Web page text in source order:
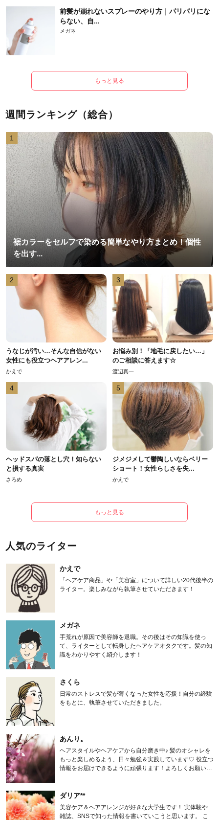
前髪が崩れないスプレーのやり方｜パリパリにな
らない、自...
メガネ
もっと見る
週間ランキング（総合）
1
裾カラーをセルフで染める簡単なやり方まとめ！個性
を出す...
2
うなじが汚い…そんな自信がない
女性にも役立つヘアアレン...
かえで
3
お悩み別！「地毛に戻したい…」
のご相談に答えます☆
渡辺真一
4
ヘッドスパの落とし穴！知らない
と損する真実
さろめ
5
ジメジメして鬱陶しいならベリー
ショート！女性らしさを失...
かえで
もっと見る
人気のライター
かえで
「ヘアケア商品」や「美容室」について詳しい20代後半の
ライター。楽しみながら執筆させていただきます！
メガネ
手荒れが原因で美容師を退職。その後はその知識を使っ
て、ライターとして転身したヘアケアオタクです。髪の知
識をわかりやすく紹介します！
さくら
日常のストレスで髪が薄くなった女性を応援！自分の経験
をもとに、執筆させていただきました。
あんり。
ヘアスタイルやヘアケアから自分磨き中♪ 髪のオシャレを
もっと楽しめるよう、日々勉強＆実践しています♡ 役立つ
情報をお届けできるように頑張ります！よろしくお願いし
ダリア**
美容ケア＆ヘアアレンジが好きな大学生です！ 実体験や
雑誌、SNSで知った情報を書いていこうと思います。 こ